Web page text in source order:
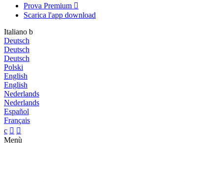
Prova Premium 
Scarica l'app download
Italiano b
Deutsch
Deutsch
Deutsch
Polski
English
English
Nederlands
Nederlands
Español
Français
c  
Menù